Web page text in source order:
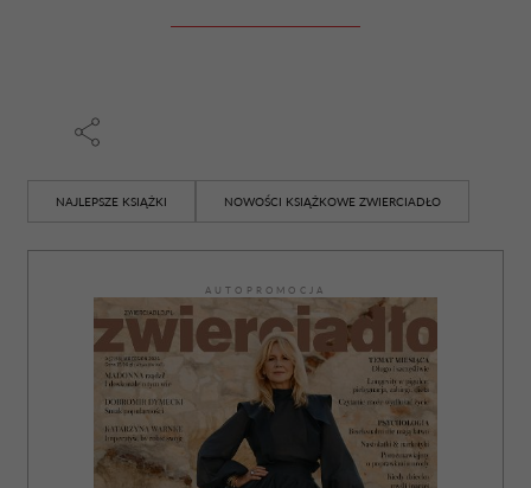
NAJLEPSZE KSIĄŻKI NOWOŚCI KSIĄŻKOWE ZWIERCIADŁO
AUTOPROMOCJA